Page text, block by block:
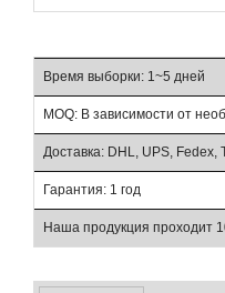
Время выборки: 1~5 дней
MOQ: В зависимости от
Доставка: DHL, UPS, Fedex,
Гарантия: 1 год
Наша продукция проходит